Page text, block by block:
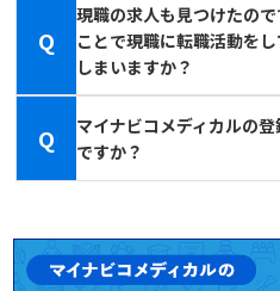
Q
現職の求人も見つけたの
ことで現職に転職活動を
しまいますか？
Q
マイナビコメディカルの
ですか？